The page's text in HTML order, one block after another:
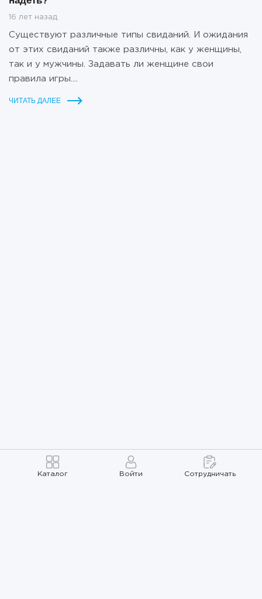
Каталог Войти Сотрудничать
16 лет назад
Существуют различные типы свиданий. И ожидания
от этих свиданий также различны, как у женщины,
так и у мужчины. Задавать ли женщине свои
правила игры....
ЧИТАТЬ ДАЛЕЕ